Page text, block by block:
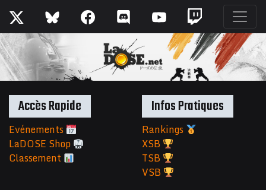
Accès Rapide
Evénements
LaDOSE Shop
Classement
Infos Pratiques
Rankings
XSB
TSB
VSB